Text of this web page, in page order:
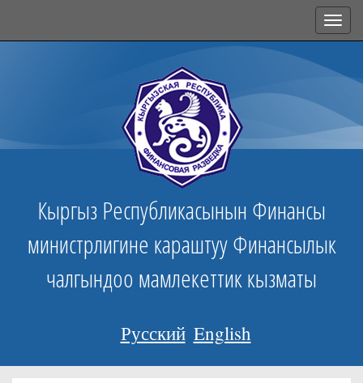
Кыргыз Республикасынын Финансы
министрлигине караштуу Финансылык
чалгындоо мамлекеттик кызматы
Русский English